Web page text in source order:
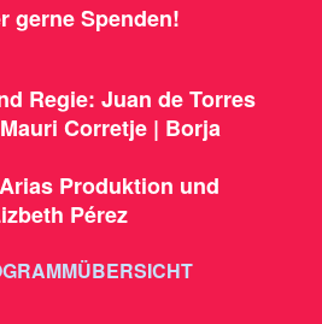
gerne Spenden!
Regie: Juan de Torres
Mauri Corretje | Borja
Produktion und
Pérez